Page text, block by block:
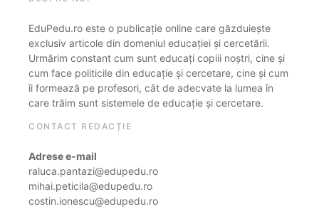
EduPedu.ro este o publicație online care găzduiește
exclusiv articole din domeniul educației și cercetării.
Urmărim constant cum sunt educați copiii noștri, cine și
cum face politicile din educație și cercetare, cine și cum
îi formează pe profesori, cât de adecvate la lumea în
care trăim sunt sistemele de educație și cercetare.
CONTACT REDACȚIE
Adrese e-mail
raluca.pantazi@edupedu.ro
mihai.peticila@edupedu.ro
costin.ionescu@edupedu.ro